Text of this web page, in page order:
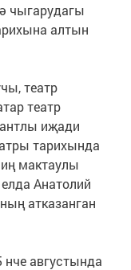
чыгарудагы
алтын
театр
театр
иҗади
тарихында
мактаулы
Анатолий
атказанган
августында